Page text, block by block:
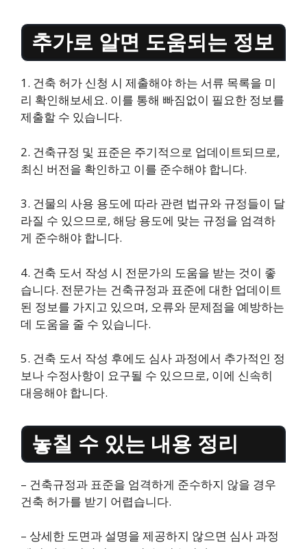
추가로 알면 도움되는 정보
1. 건축 허가 신청 시 제출해야 하는 서류 목록을 미
리 확인해보세요. 이를 통해 빠짐없이 필요한 정보를
제출할 수 있습니다.
2. 건축규정 및 표준은 주기적으로 업데이트되므로,
최신 버전을 확인하고 이를 준수해야 합니다.
3. 건물의 사용 용도에 따라 관련 법규와 규정들이 달
라질 수 있으므로, 해당 용도에 맞는 규정을 엄격하
게 준수해야 합니다.
4. 건축 도서 작성 시 전문가의 도움을 받는 것이 좋
습니다. 전문가는 건축규정과 표준에 대한 업데이트
된 정보를 가지고 있으며, 오류와 문제점을 예방하는
데 도움을 줄 수 있습니다.
5. 건축 도서 작성 후에도 심사 과정에서 추가적인 정
보나 수정사항이 요구될 수 있으므로, 이에 신속히
대응해야 합니다.
놓칠 수 있는 내용 정리
– 건축규정과 표준을 엄격하게 준수하지 않을 경우
건축 허가를 받기 어렵습니다.
– 상세한 도면과 설명을 제공하지 않으면 심사 과정